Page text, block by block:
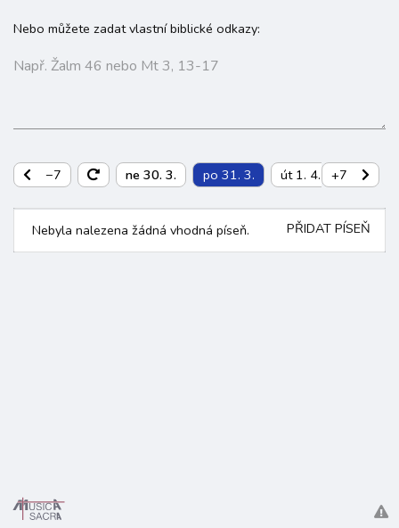
Nebo můžete zadat vlastní biblické odkazy:
−7 ne 30. 3. po 31. 3. út 1. 4. st 2. 4.
+7
Nebyla nalezena žádná vhodná píseň. PŘIDAT PÍSEŇ